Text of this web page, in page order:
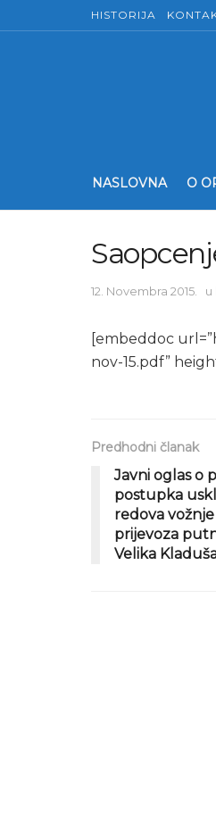
HISTORIJA
NASLOVNA O
12. Novembra 2015. u
[embeddoc
nov-15.pdf”
Predhodni članak
Javni oglas o
postupka
redova
prijevoza
Velika